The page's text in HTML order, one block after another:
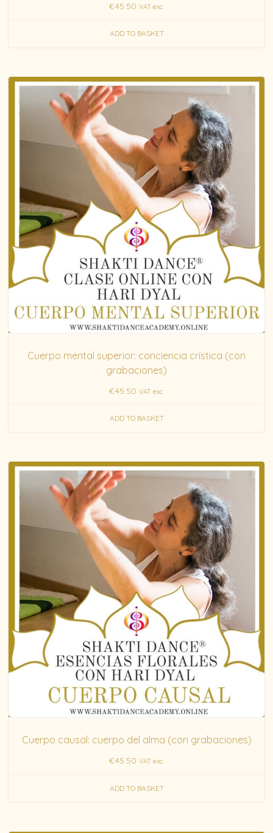
€45.50 VAT exc.
ADD TO BASKET
Cuerpo mental superior: conciencia crística (con
grabaciones)
€45.50 VAT exc.
ADD TO BASKET
Cuerpo causal: cuerpo del alma (con grabaciones)
€45.50 VAT exc.
ADD TO BASKET